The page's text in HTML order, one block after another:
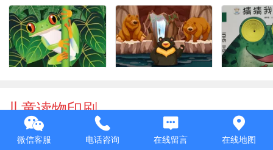
儿童读物印刷
CHILDREN'S BOOK PRINTING
微信客服 电话咨询 在线留言 在线地图